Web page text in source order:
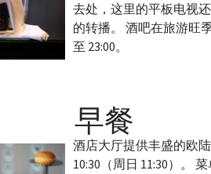
去处，这里的平板电视
的转播。 酒吧在旅游旺
至 23:00。
早餐
酒店大厅提供丰盛的欧
10:30（周日 11:30）。